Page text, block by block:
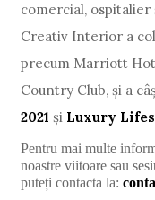
comercial,
Creativ Interior a
precum Marriott
Country Club, și a
2021 și Luxury
Pentru mai multe
noastre viitoare sau
puteți contacta la: